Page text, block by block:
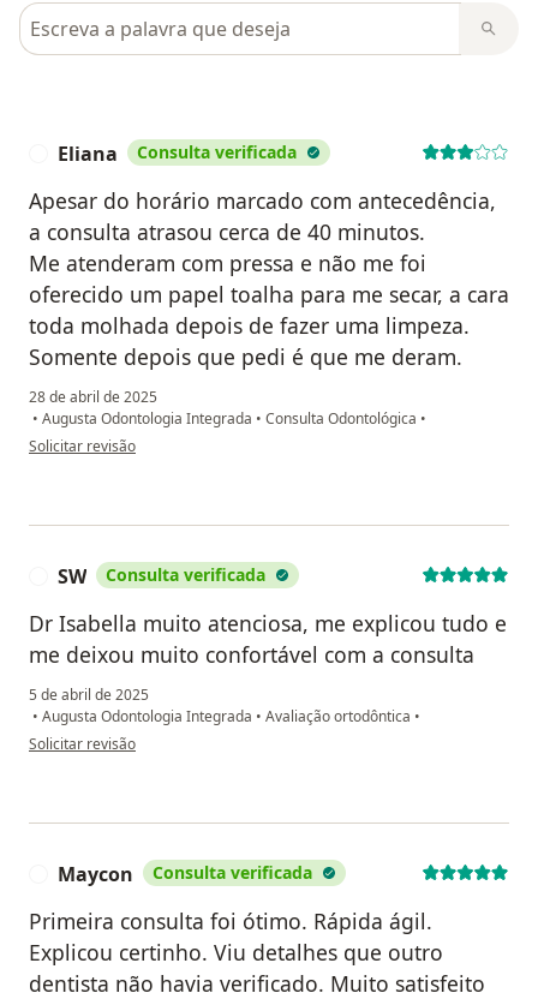
Pesquisar em opiniões
Eliana Consulta verificada
Apesar do horário marcado com antecedência,
a consulta atrasou cerca de 40 minutos.
Me atenderam com pressa e não me foi
oferecido um papel toalha para me secar, a cara
toda molhada depois de fazer uma limpeza.
Somente depois que pedi é que me deram.
28 de abril de 2025
• Augusta Odontologia Integrada • Consulta Odontológica •
na opinião do utilizador Eliana
Solicitar revisão
SW Consulta verificada
Dr Isabella muito atenciosa, me explicou tudo e
me deixou muito confortável com a consulta
5 de abril de 2025
• Augusta Odontologia Integrada • Avaliação ortodôntica •
na opinião do utilizador SW
Solicitar revisão
Maycon Consulta verificada
Primeira consulta foi ótimo. Rápida ágil.
Explicou certinho. Viu detalhes que outro
dentista não havia verificado. Muito satisfeito